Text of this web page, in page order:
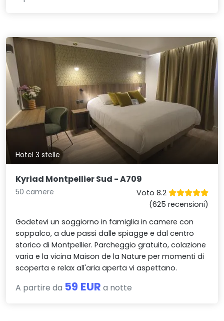
Hotel 3 stelle
Kyriad Montpellier Sud - A709
50 camere
Voto 8.2
(625 recensioni)
Godetevi un soggiorno in famiglia in camere con
soppalco, a due passi dalle spiagge e dal centro
storico di Montpellier. Parcheggio gratuito, colazione
varia e la vicina Maison de la Nature per momenti di
scoperta e relax all'aria aperta vi aspettano.
A partire da 59 EUR a notte